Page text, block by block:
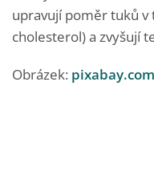
upravují poměr tuků v
cholesterol) a zvyšují
Obrázek: pixabay.com